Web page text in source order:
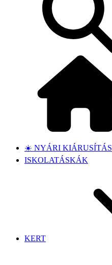
☀️ NYÁRI KIÁRUSÍTÁS
ISKOLATÁSKÁK
KERT